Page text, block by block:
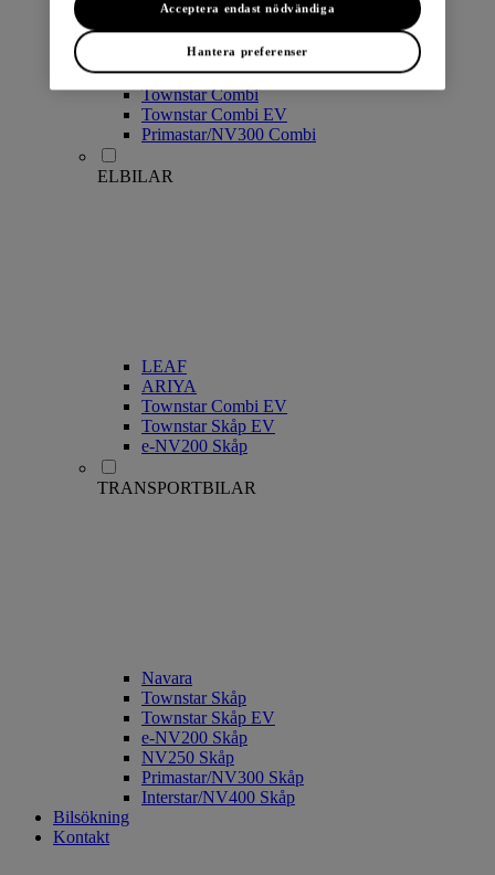
Qashqai
LEAF
ARIYA
X-Trail
Townstar Combi
Townstar Combi EV
Primastar/NV300 Combi
ELBILAR
LEAF
ARIYA
Townstar Combi EV
Townstar Skåp EV
e-NV200 Skåp
TRANSPORTBILAR
Navara
Townstar Skåp
Townstar Skåp EV
e-NV200 Skåp
NV250 Skåp
Primastar/NV300 Skåp
Interstar/NV400 Skåp
Bilsökning
Kontakt
Hantera preferenser
Acceptera endast nödvändiga